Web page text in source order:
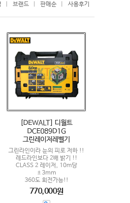
브랜드 판매순 사용후기
[DEWALT] 디월트
DCE089D1G
그린레이저레벨기
그린라인이라 눈의 피로 저하 !!
레드라인보다 2배 밝기 !!
CLASS 2 레이저, 10m당
±3mm
360도 회전가능!!
770,000원